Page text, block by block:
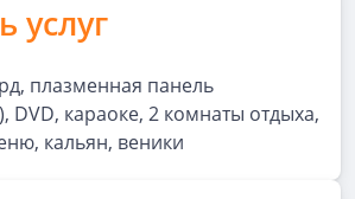
услуг
плазменная панель
DVD, караоке, 2 комнаты отдыха,
кальян, веники